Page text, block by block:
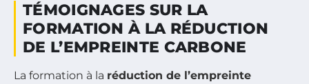
TÉMOIGNAGES SUR LA
FORMATION À LA RÉDUCTION
DE L’EMPREINTE CARBONE
La formation à la réduction de l’empreinte